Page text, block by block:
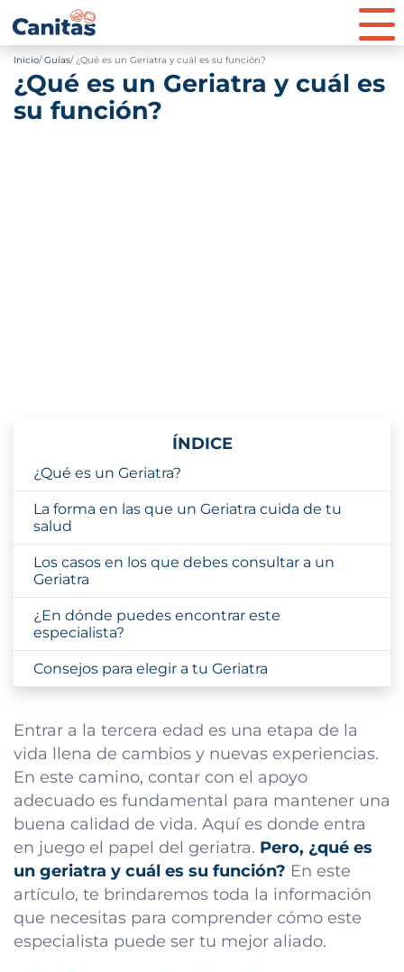
Inicio Guías ¿Qué es un Geriatra y cuál es su función?
¿Qué es un Geriatra y cuál es
su función?
ÍNDICE
¿Qué es un Geriatra?
La forma en las que un Geriatra cuida de tu
salud
Los casos en los que debes consultar a un
Geriatra
¿En dónde puedes encontrar este
especialista?
Consejos para elegir a tu Geriatra
Entrar a la tercera edad es una etapa de la
vida llena de cambios y nuevas experiencias.
En este camino, contar con el apoyo
adecuado es fundamental para mantener una
buena calidad de vida. Aquí es donde entra
en juego el papel del geriatra. Pero, ¿qué es
un geriatra y cuál es su función? En este
artículo, te brindaremos toda la información
que necesitas para comprender cómo este
especialista puede ser tu mejor aliado.